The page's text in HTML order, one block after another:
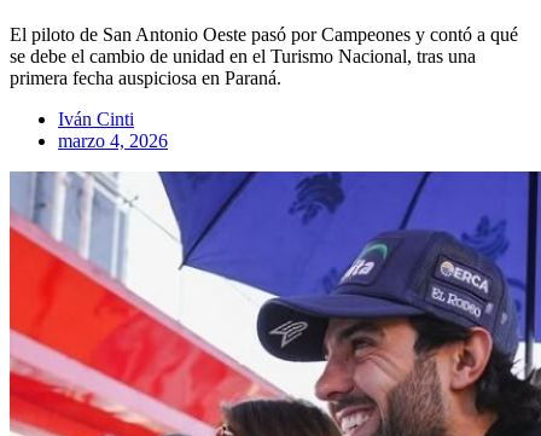
El piloto de San Antonio Oeste pasó por Campeones y contó a qué
se debe el cambio de unidad en el Turismo Nacional, tras una
primera fecha auspiciosa en Paraná.
Iván Cinti
marzo 4, 2026